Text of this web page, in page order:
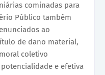
cominadas para
Público também
ao
de dano material,
coletivo
e efetiva